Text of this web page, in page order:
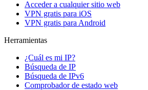
Acceder a cualquier sitio web
VPN gratis para iOS
VPN gratis para Android
Herramientas
¿Cuál es mi IP?
Búsqueda de IP
Búsqueda de IPv6
Comprobador de estado web